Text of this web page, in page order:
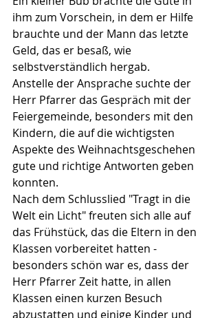
ihm zum Vorschein, in dem er Hilfe
brauchte und der Mann das letzte
Geld, das er besaß, wie
selbstverständlich hergab.
Anstelle der Ansprache suchte der
Herr Pfarrer das Gespräch mit der
Feiergemeinde, besonders mit den
Kindern, die auf die wichtigsten
Aspekte des Weihnachtsgeschehen
gute und richtige Antworten geben
konnten.
Nach dem Schlusslied "Tragt in die
Welt ein Licht" freuten sich alle auf
das Frühstück, das die Eltern in den
Klassen vorbereitet hatten -
besonders schön war es, dass der
Herr Pfarrer Zeit hatte, in allen
Klassen einen kurzen Besuch
abzustatten und einige Kinder und